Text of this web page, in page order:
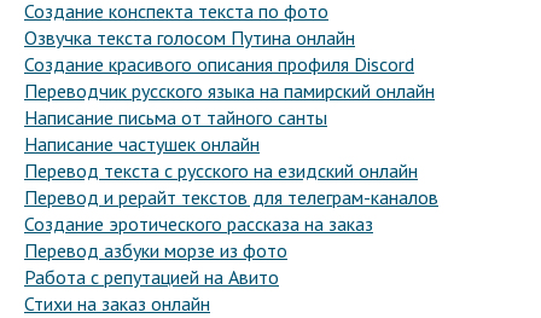
Создание конспекта текста по фото
Озвучка текста голосом Путина онлайн
Создание красивого описания профиля Discord
Переводчик русского языка на памирский онлайн
Написание письма от тайного санты
Написание частушек онлайн
Перевод текста с русского на езидский онлайн
Перевод и рерайт текстов для телеграм-каналов
Создание эротического рассказа на заказ
Перевод азбуки морзе из фото
Работа с репутацией на Авито
Стихи на заказ онлайн